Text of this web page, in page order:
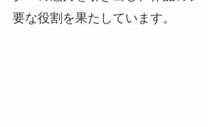
要な役割を果たしています。